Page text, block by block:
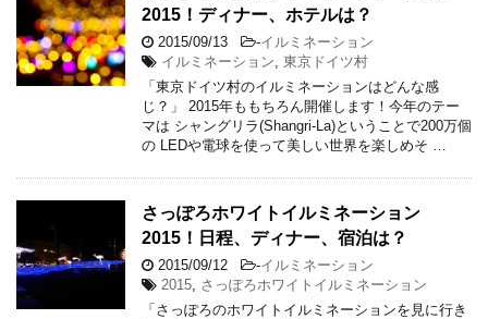
2015！ディナー、ホテルは？
2015/09/13 -イルミネーション
イルミネーション 東京ドイツ村
「東京ドイツ村のイルミネーションはどんな感
じ？」 2015年ももちろん開催します！今年のテー
マは シャングリラ(Shangri-La)ということで200万個
の LEDや電球を使って美しい世界を楽しめそ …
さっぽろホワイトイルミネーション
2015！日程、ディナー、宿泊は？
2015/09/12 -イルミネーション
2015 さっぽろホワイトイルミネーション
「さっぽろのホワイトイルミネーションを見に行き